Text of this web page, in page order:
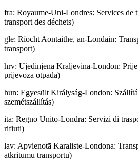
fra: Royaume-Uni-Londres: Services de
transport des déchets)
gle: Ríocht Aontaithe, an-Londain:
transport)
hrv: Ujedinjena Kraljevina-London:
prijevoza otpada)
hun: Egyesült Királyság-London:
szemétszállítás)
ita: Regno Unito-Londra: Servizi di
rifiuti)
lav: Apvienotā Karaliste-Londona:
atkritumu transportu)